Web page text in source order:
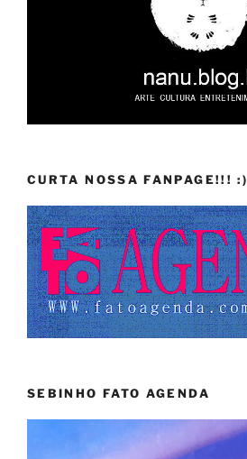
CURTA NOSSA FANPAGE!!! :)
SEBINHO FATO AGENDA